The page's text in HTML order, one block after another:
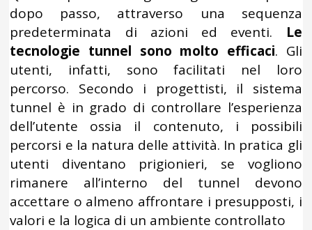
dopo passo, attraverso una sequenza
predeterminata di azioni ed eventi. Le
tecnologie tunnel sono molto efficaci. Gli
utenti, infatti, sono facilitati nel loro
percorso. Secondo i progettisti, il sistema
tunnel è in grado di controllare l’esperienza
dell’utente ossia il contenuto, i possibili
percorsi e la natura delle attività. In pratica gli
utenti diventano prigionieri, se vogliono
rimanere all’interno del tunnel devono
accettare o almeno affrontare i presupposti, i
valori e la logica di un ambiente controllato